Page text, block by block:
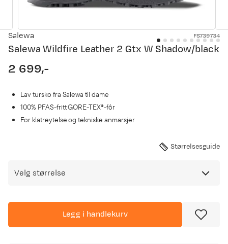
Salewa FS739734
Salewa Wildfire Leather 2 Gtx W Shadow/black
price
2 699,-
Lav tursko fra Salewa til dame
100% PFAS-fritt GORE-TEX®-fôr
For klatreytelse og tekniske anmarsjer
Størrelsesguide
Velg størrelse
Legg i handlekurv